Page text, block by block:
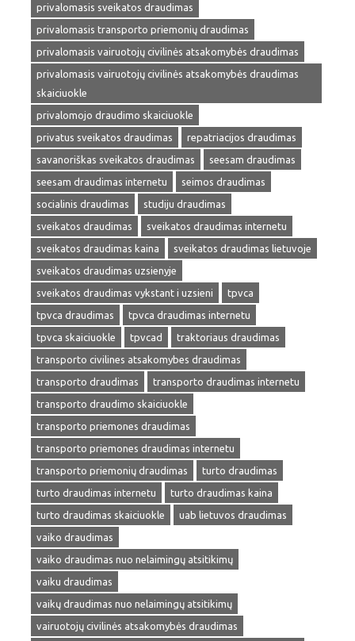
privalomasis sveikatos draudimas
privalomasis transporto priemonių draudimas
privalomasis vairuotojų civilinės atsakomybės draudimas
privalomasis vairuotojų civilinės atsakomybės draudimas
skaiciuokle
privalomojo draudimo skaiciuokle
privatus sveikatos draudimas
repatriacijos draudimas
savanoriškas sveikatos draudimas
seesam draudimas
seesam draudimas internetu
seimos draudimas
socialinis draudimas
studiju draudimas
sveikatos draudimas
sveikatos draudimas internetu
sveikatos draudimas kaina
sveikatos draudimas lietuvoje
sveikatos draudimas uzsienyje
sveikatos draudimas vykstant i uzsieni
tpvca
tpvca draudimas
tpvca draudimas internetu
tpvca skaiciuokle
tpvcad
traktoriaus draudimas
transporto civilines atsakomybes draudimas
transporto draudimas
transporto draudimas internetu
transporto draudimo skaiciuokle
transporto priemones draudimas
transporto priemones draudimas internetu
transporto priemonių draudimas
turto draudimas
turto draudimas internetu
turto draudimas kaina
turto draudimas skaiciuokle
uab lietuvos draudimas
vaiko draudimas
vaiko draudimas nuo nelaimingų atsitikimų
vaiku draudimas
vaikų draudimas nuo nelaimingų atsitikimų
vairuotojų civilinės atsakomybės draudimas